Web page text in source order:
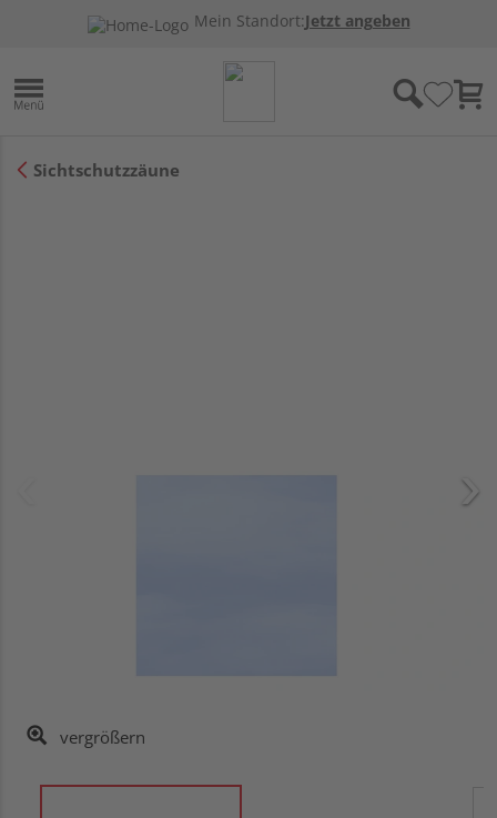
Mein Standort:Jetzt angeben
Sichtschutzzäune
vergrößern